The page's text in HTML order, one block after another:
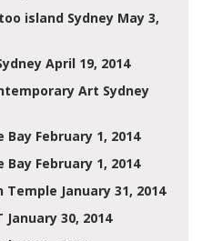
island Sydney May 3,
April 19, 2014
Art Sydney
February 1, 2014
February 1, 2014
January 31, 2014
30, 2014